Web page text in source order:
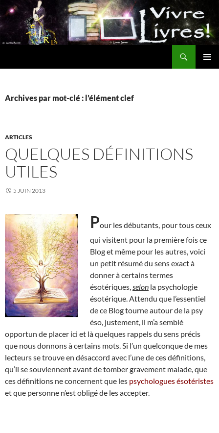
Aller
au
contenu
Archives par mot-clé : l’élément clef
ARTICLES
QUELQUES DÉFINITIONS
UTILES
5 JUIN 2013
Pour les débutants, pour tous ceux
qui visitent pour la première fois ce
Blog et même pour les autres, voici
un petit résumé du sens exact à
donner à certains termes
ésotériques, selon la psychologie
ésotérique. Attendu que l’essentiel
de ce Blog tourne autour de la psy
éso, justement, il m’a semblé
opportun de placer ici et là quelques rappels du sens précis
que nous donnons à certains mots. Si l’un quelconque de mes
lecteurs se trouve en désaccord avec l’une de ces définitions,
qu’il se souviennent avant de tomber gravement malade, que
ces définitions ne concernent que les psychologues ésotéristes
et que personne n’est obligé de les accepter.